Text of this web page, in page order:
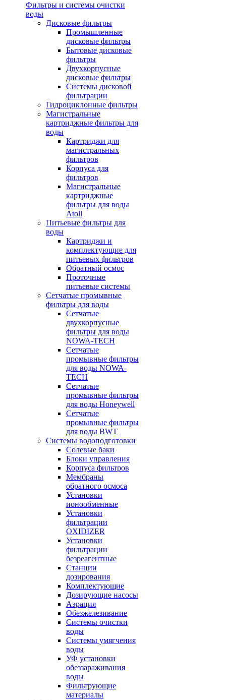
Фильтры и системы очистки
воды
Дисковые фильтры
Промышленные
дисковые фильтры
Бытовые дисковые
фильтры
Двухкорпусные
дисковые фильтры
Системы дисковой
фильтрации
Гидроциклонные фильтры
Магистральные
картриджные фильтры для
воды
Картриджи для
магистральных
фильтров
Корпуса для
фильтров
Магистральные
картриджные
фильтры для воды
Atoll
Питьевые фильтры для
воды
Картриджи и
комплектующие для
питьевых фильтров
Обратный осмос
Проточные
питьевые системы
Сетчатые промывные
фильтры для воды
Сетчатые
двухкорпусные
фильтры для воды
NOWA-TECH
Сетчатые
промывные фильтры
для воды NOWA-
TECH
Сетчатые
промывные фильтры
для воды Honeywell
Сетчатые
промывные фильтры
для воды BWT
Системы водоподготовки
Солевые баки
Блоки управления
Корпуса фильтров
Мембраны
обратного осмоса
Установки
ионообменные
Установки
фильтрации
OXIDIZER
Установки
фильтрации
безреагентные
Станции
дозирования
Комплектующие
Дозирующие насосы
Аэрация
Обезжелезивание
Системы очистки
воды
Системы умягчения
воды
УФ установки
обеззараживания
воды
Фильтрующие
материалы